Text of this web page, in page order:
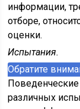
информации,
отборе,
оценки.
Испытания.
Обратите
различных